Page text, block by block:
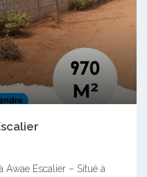
Awae Escalier – Situé à